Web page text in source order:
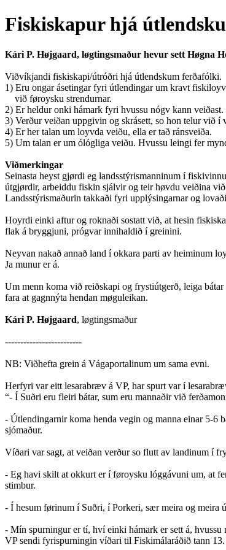
Fiskiskapur hjá
Kári P. Højgaard, løgtingsmaður hevur sett Høgna
Viðvíkjandi fiskiskapi/útróðri hjá útlendskum ferðafólki.
1) Eru ongar ásetingar fyri útlendingar um kravt
við føroysku strendurnar.
2) Er heldur onki hámark fyri hvussu nógv kann veiðast.
3) Verður veiðan uppgivin og skrásett, so hon telur við í
4) Er her talan um loyvda veiðu, ella er tað ránsveiða.
5) Um talan er um ólógliga veiðu. Hvussu leingi fer
Viðmerkingar
Seinasta heyst gjørdi eg landsstýrismanninum í
útgjørdir, arbeiddu fiskin sjálvir og teir høvdu veiðina
Landsstýrismaðurin takkaði fyri upplýsingarnar og
Hoyrdi einki aftur og roknaði sostatt við, at hesin
flak á bryggjuni, prógvar innihaldið í greinini.
Neyvan nakað annað land í okkara parti av heiminum
Ja munur er á.
Um menn koma við reiðskapi og frystiútgerð, leiga
fara at gagnnýta hendan møguleikan.
Kári P. Højgaard, løgtingsmaður
-------------------------
NB: Viðhefta grein á Vágaportalinum um sama evni.
Herfyri var eitt lesarabræv á VP, har spurt var í
“- Í Suðri eru fleiri bátar, sum eru mannaðir við
- Útlendingarnir koma henda vegin og manna einar 5-6
sjómaður.
Víðari var sagt, at veiðan verður so flutt av landinum í
- Eg havi skilt at okkurt er í føroysku lóggávuni um, at
stimbur.
- Í hesum førinum í Suðri, í Porkeri, sær meira og meira
- Mín spurningur er tí, hví einki hámark er sett á,
VP sendi fyrispurningin víðari til Fiskimálaráðið tann